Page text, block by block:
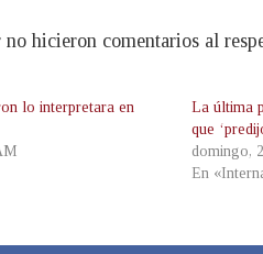
hicieron comentarios al
lo interpretara en
La última
que
domingo,
En